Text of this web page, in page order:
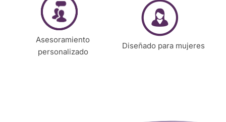
Asesoramiento
personalizado
Diseñado para mujeres